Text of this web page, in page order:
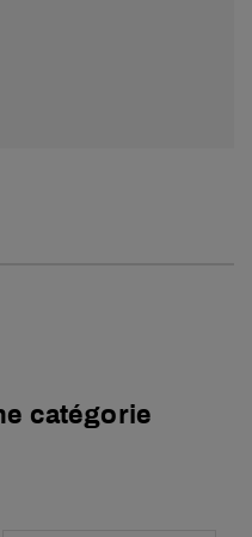
catégorie